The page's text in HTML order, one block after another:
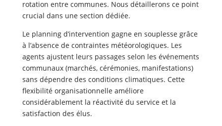
rotation entre communes. Nous détaillerons ce point
crucial dans une section dédiée.
Le planning d’intervention gagne en souplesse grâce
à l’absence de contraintes météorologiques. Les
agents ajustent leurs passages selon les événements
communaux (marchés, cérémonies, manifestations)
sans dépendre des conditions climatiques. Cette
flexibilité organisationnelle améliore
considérablement la réactivité du service et la
satisfaction des élus.